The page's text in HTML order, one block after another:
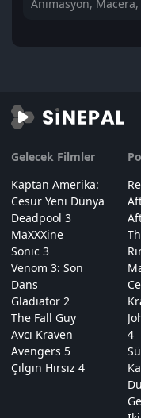
Gelecek Filmler
Kaptan Amerika:
Cesur Yeni Dünya
Deadpool 3
MaXXXine
Sonic 3
Venom 3: Son
Dans
Gladiator 2
The Fall Guy
Avcı Kraven
Avengers 5
Çılgın Hırsız 4
4